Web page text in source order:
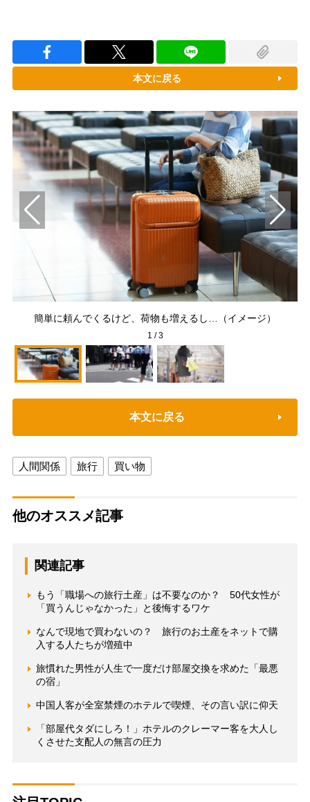
本文に戻る
簡単に頼んでくるけど、荷物も増えるし…（イメージ）
1 /3
本文に戻る
人間関係 旅行 買い物
他のオススメ記事
関連記事
もう「職場への旅行土産」は不要なのか？ 50代女性が
「買うんじゃなかった」と後悔するワケ
なんで現地で買わないの？ 旅行のお土産をネットで購
入する人たちが増殖中
旅慣れた男性が人生で一度だけ部屋交換を求めた「最悪
の宿」
中国人客が全室禁煙のホテルで喫煙、その言い訳に仰天
「部屋代タダにしろ！」ホテルのクレーマー客を大人し
くさせた支配人の無言の圧力